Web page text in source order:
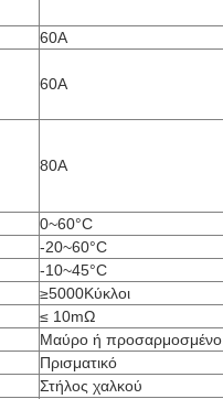
60A
60A
80A
0~60°C
-20~60°C
-10~45°C
≥5000Κύκλοι
≤ 10mΩ
Μαύρο ή προσαρμοσμένο
Πρισματικό
Στήλος χαλκού